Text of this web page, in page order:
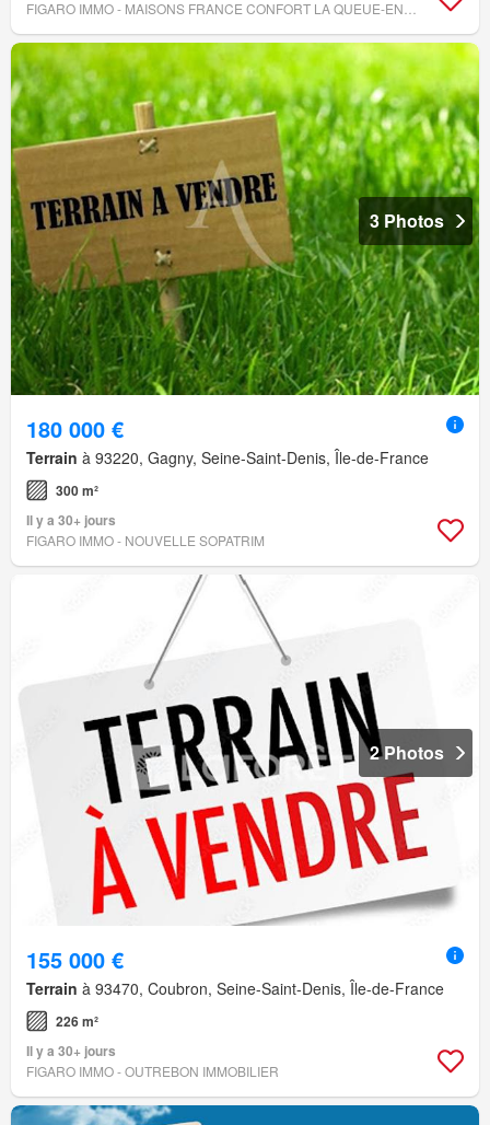
3 Photos
180 000 €
Terrain à 93220, Gagny, Seine-Saint-Denis, Île-de-France
300 m²
Il y a 30+ jours
FIGARO IMMO - NOUVELLE SOPATRIM
2 Photos
155 000 €
Terrain à 93470, Coubron, Seine-Saint-Denis, Île-de-France
226 m²
Il y a 30+ jours
FIGARO IMMO - OUTREBON IMMOBILIER